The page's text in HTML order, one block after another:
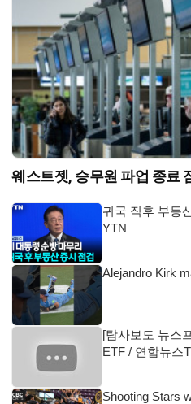
웨스트젯, 승무원 파업 종료
귀국 직후 부동
YTN
Alejandro Kirk
[탐사보도 뉴스
ETF / 연합뉴스
Shooting Stars